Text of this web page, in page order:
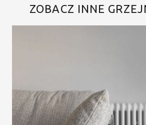
ZOBACZ INNE